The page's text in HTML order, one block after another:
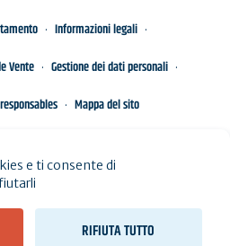
( Risultati di 17)
Informazioni legali
Vente
Gestione dei dati personali
Mappa del sito
e ti consente di
RIFIUTA TUTTO